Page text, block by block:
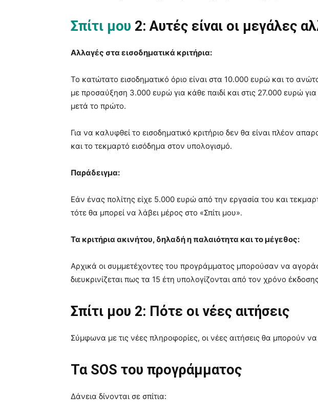
Σπίτι μου 2: Αυτές είναι οι μεγάλες
Αλλαγές στα εισοδηματικά κριτήρια:
Το κατώτατο εισοδηματικό όριο είναι στα 10.000 ευρώ και το
με προσαύξηση 3.000 ευρώ για κάθε παιδί και στις 27.000 ευρώ
μετά το πρώτο.
Για να καλυφθεί το εισοδηματικό κριτήριο δεν θα είναι πλέον
και το τεκμαρτό εισόδημα στον υπολογισμό.
Παράδειγμα:
Εάν ένας πολίτης είχε 5.000 ευρώ από την εργασία του και
τότε θα μπορεί να λάβει μέρος στο «Σπίτι μου».
Τα κριτήρια ακινήτου, δηλαδή η παλαιότητα και το μέγεθος:
Αρχικά οι συμμετέχοντες του προγράμματος μπορούσαν να
διευκρινίζεται πως τα 15 έτη υπολογίζονται από τον χρόνο
Σπίτι μου 2: Πότε οι νέες αιτήσεις
Σύμφωνα με τις νέες πληροφορίες, οι νέες αιτήσεις θα μπορούν να
Τα SOS του προγράμματος
Δάνεια δίνονται σε σπίτια: